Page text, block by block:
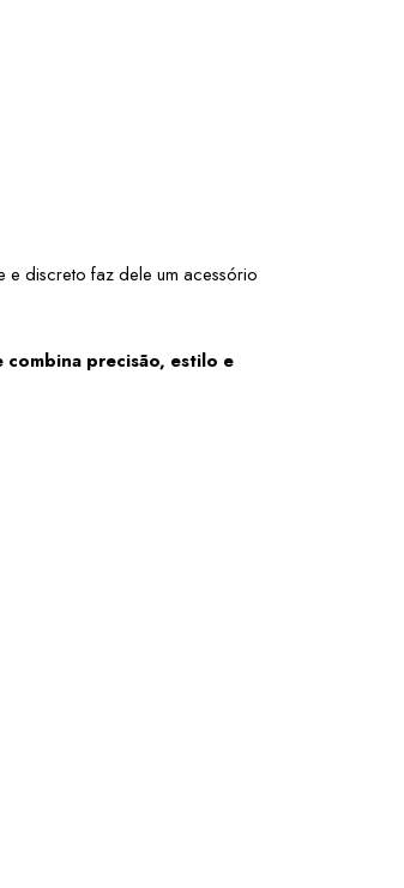
e discreto faz dele um acessório
combina precisão, estilo e